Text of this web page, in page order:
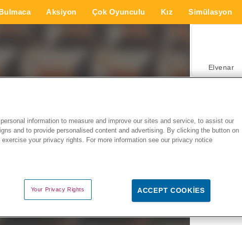
Aksiyon Çok Oyunculu Kız Simülasyon
Elvenar
Hastane Cerrah Doktor Oyunu
information to measure and improve our sites and service, to assist our
and to provide personalised content and advertising. By clicking the button on
your privacy rights. For more information see our privacy notice
Your Privacy Rights ACCEPT COOKIES